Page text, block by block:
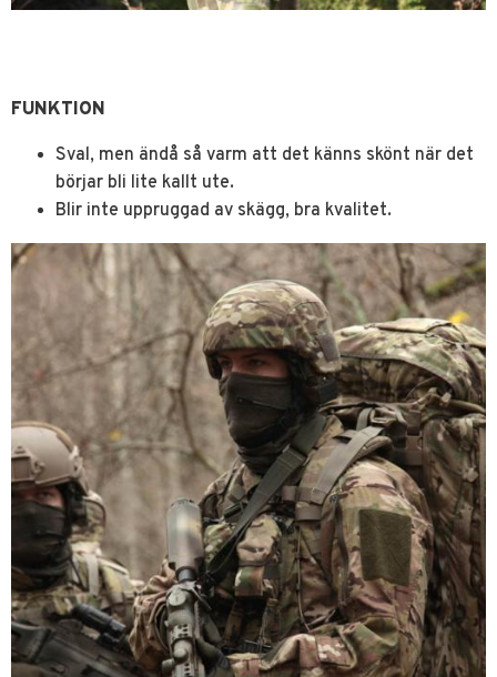
FUNKTION
Sval, men ändå så varm att det känns skönt när det
börjar bli lite kallt ute.
Blir inte uppruggad av skägg, bra kvalitet.